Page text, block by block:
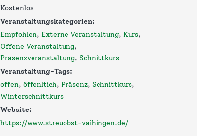
Kostenlos
Veranstaltungskategorien:
Empfohlen, Externe Veranstaltung, Kurs,
Offene Veranstaltung,
Präsenzveranstaltung, Schnittkurs
Veranstaltung-Tags:
offen, öffenltich, Präsenz, Schnittkurs,
Winterschnittkurs
Website:
https://www.streuobst-vaihingen.de/